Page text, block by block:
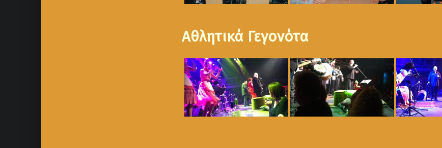
Αθλητικά Γεγονότα